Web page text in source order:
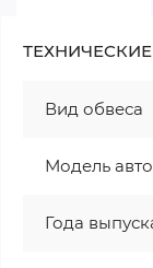
Вид обвеса
Модель авто
Года